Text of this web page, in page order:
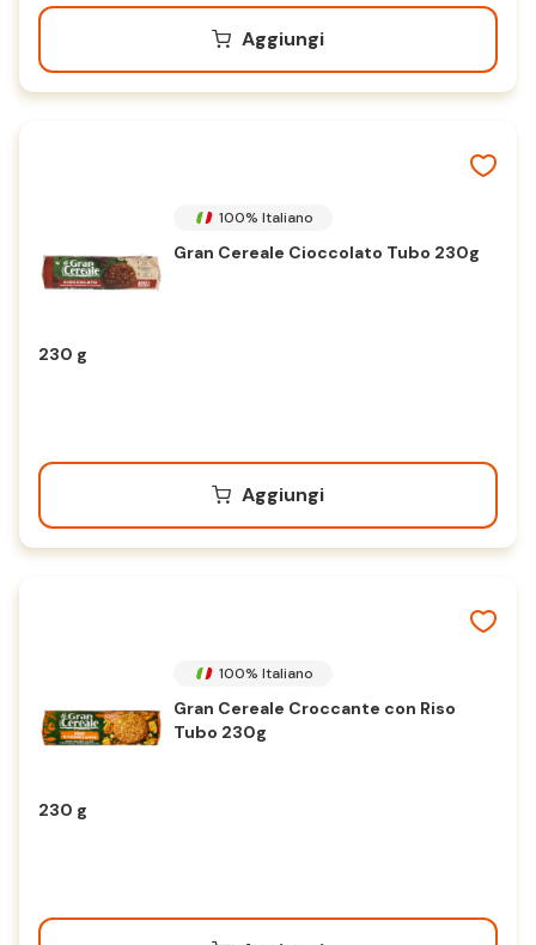
Aggiungi
100% Italiano
Gran Cereale Cioccolato Tubo 230g
230 g
Aggiungi
100% Italiano
Gran Cereale Croccante con Riso
Tubo 230g
230 g